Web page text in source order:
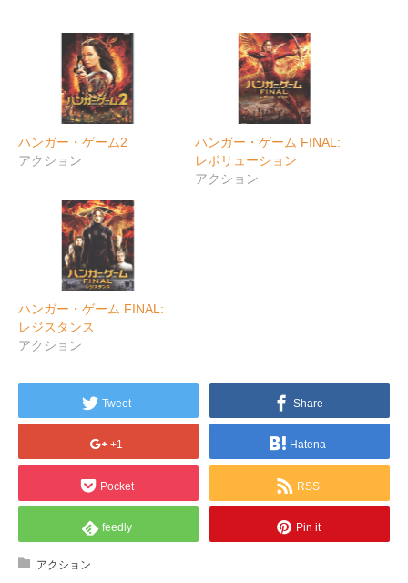
ハンガー・ゲーム2
アクション
ハンガー・ゲーム FINAL:
レボリューション
アクション
ハンガー・ゲーム FINAL:
レジスタンス
アクション
Tweet Share
+1 Hatena
Pocket RSS
feedly Pin it
アクション